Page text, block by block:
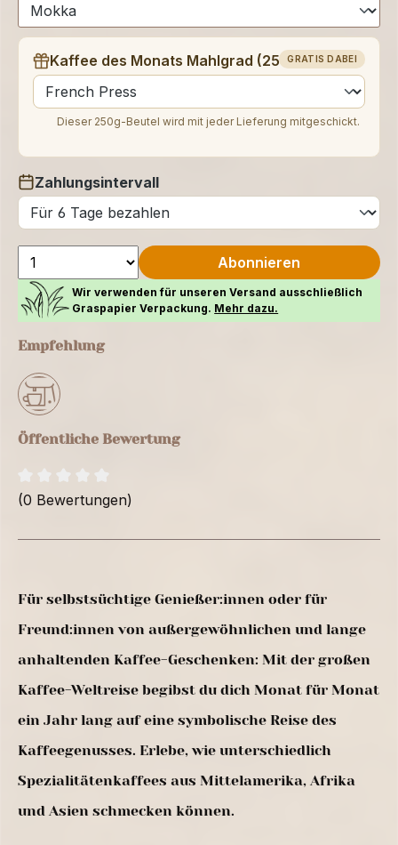
GRATIS DABEI
Kaffee des Monats Mahlgrad (250 g)
auswählen
Dieser 250g-Beutel wird mit jeder Lieferung mitgeschickt.
Zahlungsintervall
auswählen
Abonnieren
Wir verwenden für unseren Versand ausschließlich
Graspapier Verpackung. Mehr dazu.
Empfehlung
Öffentliche Bewertung
(0 Bewertungen)
Für selbstsüchtige Genießer:innen oder für
Freund:innen von außergewöhnlichen und lange
anhaltenden Kaffee-Geschenken: Mit der großen
Kaffee-Weltreise begibst du dich Monat für Monat
ein Jahr lang auf eine symbolische Reise des
Kaffeegenusses. Erlebe, wie unterschiedlich
Spezialitätenkaffees aus Mittelamerika, Afrika
und Asien schmecken können.